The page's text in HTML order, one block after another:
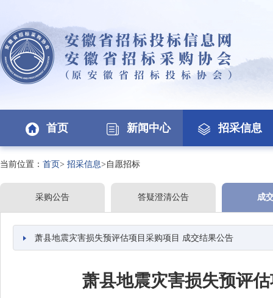
首页 新闻中心 招采信息
当前位置： 首页> 招采信息>自愿招标
采购公告 答疑澄清公告 成
萧县地震灾害损失预评估项目采购项目 成交结果公告
萧县地震灾害损失预评